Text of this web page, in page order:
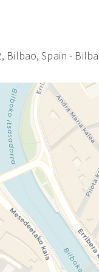
Bilbao, Spain -